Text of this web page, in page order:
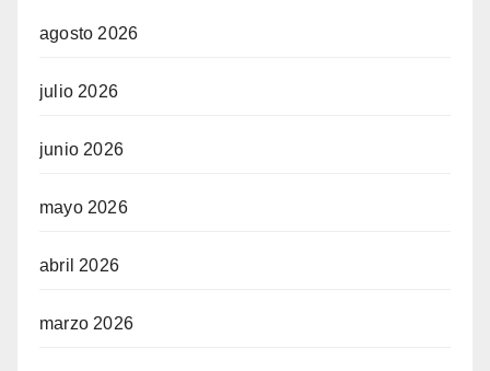
agosto 2026
julio 2026
junio 2026
mayo 2026
abril 2026
marzo 2026